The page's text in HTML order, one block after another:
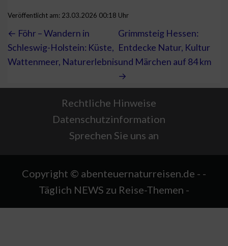
Veröffentlicht am: 23.03.2026 00:18 Uhr
← Föhr – Wandern in
Schleswig-Holstein: Küste,
Wattenmeer, Naturerlebnis
Grimmsteig Hessen:
Entdecke Natur, Kultur
und Märchen auf 84 km
→
Rechtliche Hinweise
Datenschutzinformation
Sprechen Sie uns an
Copyright © abenteuernaturreisen.de - -
Täglich NEWS zu Reise-Themen -